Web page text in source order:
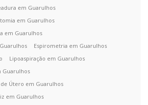
em Guarulhos
em Guarulhos
em Guarulhos
Espirometria em Guarulhos
Lipoaspiração em Guarulhos
Guarulhos
Útero em Guarulhos
em Guarulhos